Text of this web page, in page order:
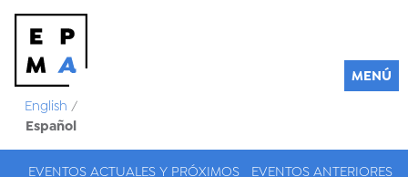
English /
Español
MENÚ
EVENTOS ACTUALES Y PRÓXIMOS EVENTOS ANTERIORES